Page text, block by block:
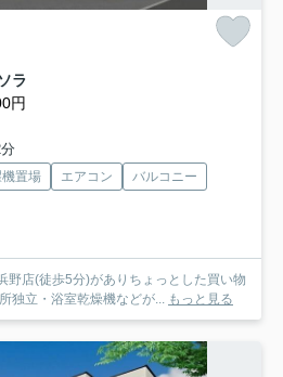
ラ
円
置場 エアコン
バルコニー
野店(徒歩5分)がありちょっとした買い物
独立・浴室乾燥機などが... もっと見る